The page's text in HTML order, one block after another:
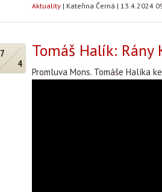
Aktuality | Kateřina Černá | 13.4.2024
7
4
Tomáš Halík: Rány
Promluva Mons. Tomáše Halíka